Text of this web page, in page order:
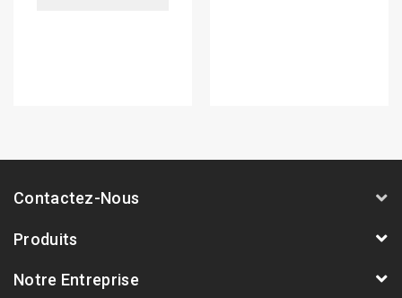
Contactez-Nous
Produits
Notre Entreprise